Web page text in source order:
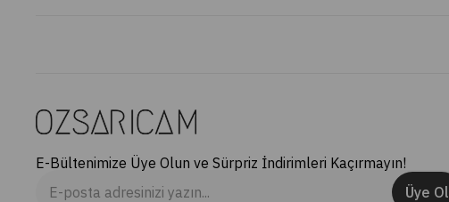
E-Bültenimize Üye Olun ve Sürpriz İndirimleri Kaçırmayın!
Üye Ol